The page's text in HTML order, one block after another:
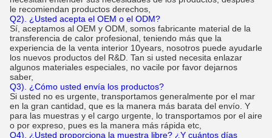
le recomiendan productos derechos,
Q2). ¿Usted acepta el OEM o el ODM?
Sí, aceptamos al OEM y ODM, somos fabricante material de la
transferencia de calor profesional, teniendo más que la
experiencia de la venta interior 10years, nosotros puede ayudarle
los nuevos productos del R&D. Tan si usted necesita enlazar
algunos materiales especiales, no vacile por favor dejarnos
saber,
Q3). ¿Cómo usted envía los productos?
Si usted no es urgente, transportamos generalmente por el mar
en la gran cantidad, que es la manera más barata del envío. Y
para las muestras y el cargo urgente, lo transportamos por el aire
o por expreso, pues es la manera más rápida etc,
Q4). ¿Usted proporciona la muestra libre? ¿Y cuántos días